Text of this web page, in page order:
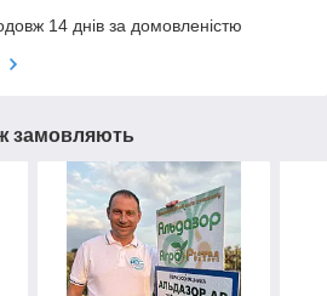
14 днів за домовленістю
замовляють